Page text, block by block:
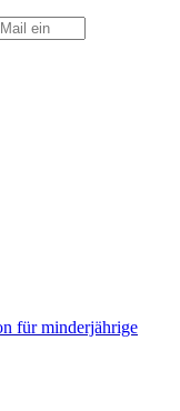
für minderjährige